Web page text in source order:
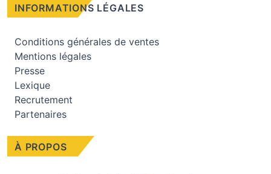
À PROPOS
INFORMATIONS LÉGALES
Conditions générales de ventes
Mentions légales
Presse
Lexique
Recrutement
Partenaires